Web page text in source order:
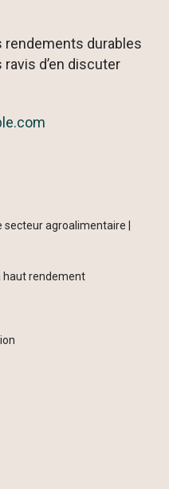
rendements durables
d’en discuter
agroalimentaire |
haut rendement